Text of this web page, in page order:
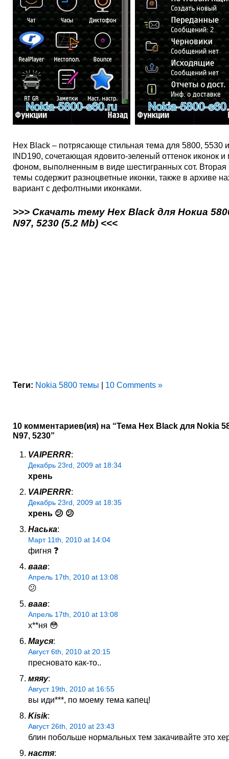
Hex Black – потрясающе стильная тема для 5800, 5530
IND190, сочетающая ядовито-зеленый оттенок иконок
фоном, выполненным в виде шестигранных сот. Вторая
темы содержит разноцветные иконки, также в архиве
вариант с дефолтными иконками.
>>> Скачать тему Hex Black для Нокиа
N97, 5230 (5.2 Mb) <<<
Теги: Nokia 5800 темы 10 Comments »
10 комментариев(ия) на “Тема Hex Black для Nokia
N97, 5230”
VAIPERRR:
Декабрь 23rd, 2009 at 18:34
хрень
VAIPERRR:
Декабрь 23rd, 2009 at 18:35
хрень 😕 😕
Наська:
Март 11th, 2010 at 14:04
фигня ❓
ваав:
Апрель 17th, 2010 at 13:08
😕
ваав:
Апрель 17th, 2010 at 13:08
х**ня 😳
Мауся:
Август 6th, 2010 at 20:15
пресновато как-то..
мяяу:
Август 19th, 2010 at 16:55
вы иди***, по моему тема капец!
Kisik:
Август 26th, 2010 at 23:43
блин побольше нормальных тем закачивайте это
настя: